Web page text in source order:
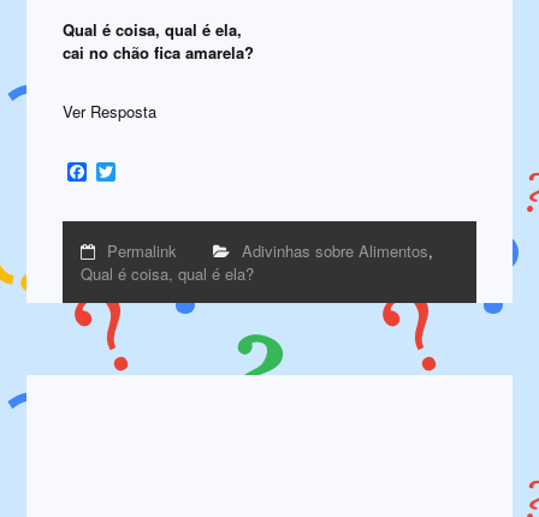
Qual é coisa, qual é ela,
cai no chão fica amarela?
Ver Resposta
Facebook
Permalink Adivinhas sobre Alimentos,
Qual é coisa, qual é ela?